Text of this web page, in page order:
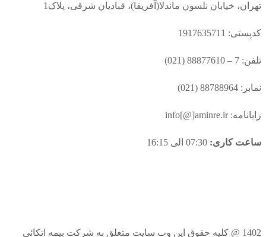
تهران، خیابان نلسون ماندلا(آفریقا)، قبادیان شرقی، پلاک1
کدپستی: 1917635711
تلفن: 7 – 88877610 (021)
نمابر: 88788964 (021)
رایانامه: info[@]aminre.ir
ساعت کاری: 07:30 الی 16:15
1402 @ کلیه حقوق این وب سایت متعلق به شرکت بیمه اتکائی